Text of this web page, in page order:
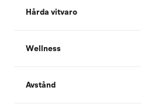
Hårda vitvaro
Wellness
Avstånd